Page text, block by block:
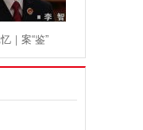
｜案“鉴”